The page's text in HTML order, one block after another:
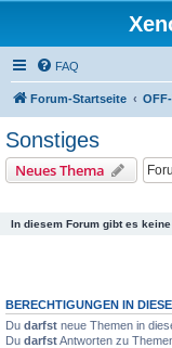
FAQ
Forum-Startseite
Sonstiges
Neues Thema
In diesem Forum gibt es
BERECHTIGUNGEN IN
Du darfst neue Themen in
Du darfstAntworten zu